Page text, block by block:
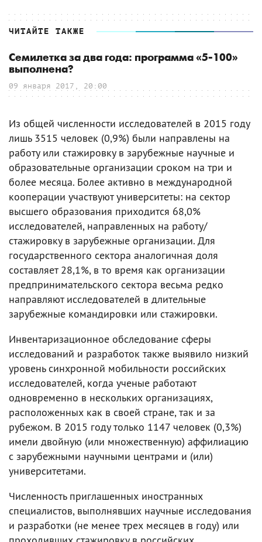
ЧИТАЙТЕ ТАКЖЕ
Семилетка за два года: программа «5-100»
выполнена?
09 января 2017, 20:00
Из общей численности исследователей в 2015 году
лишь 3515 человек (0,9%) были направлены на
работу или стажировку в зарубежные научные и
образовательные организации сроком на три и
более месяца. Более активно в международной
кооперации участвуют университеты: на сектор
высшего образования приходится 68,0%
исследователей, направленных на работу/
стажировку в зарубежные организации. Для
государственного сектора аналогичная доля
составляет 28,1%, в то время как организации
предпринимательского сектора весьма редко
направляют исследователей в длительные
зарубежные командировки или стажировки.
Инвентаризационное обследование сферы
исследований и разработок также выявило низкий
уровень синхронной мобильности российских
исследователей, когда ученые работают
одновременно в нескольких организациях,
расположенных как в своей стране, так и за
рубежом. В 2015 году только 1147 человек (0,3%)
имели двойную (или множественную) аффилиацию
с зарубежными научными центрами и (или)
университетами.
Численность приглашенных иностранных
специалистов, выполнявших научные исследования
и разработки (не менее трех месяцев в году) или